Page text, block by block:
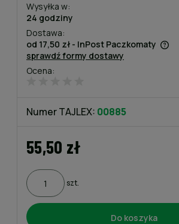
Ocena:
Wysyłka w:
24 godziny
Dostawa:
od 17,50 zł - InPost Paczkomaty
Cena nie zawiera ewentualnych
sprawdź formy dostawy
Numer TAJLEX: 00885
55,50 zł
szt.
Do koszyka